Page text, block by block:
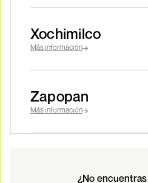
¿No
Xochimilco
Más información
Zapopan
Más información